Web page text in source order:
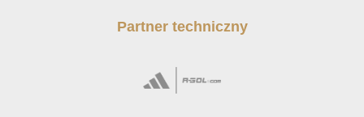
Partner techniczny